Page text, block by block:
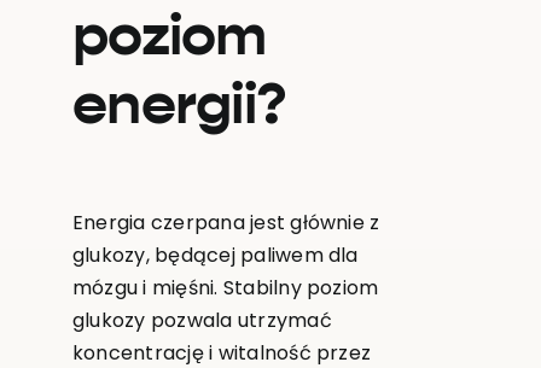
poziom
energii?
Energia czerpana jest głównie z
glukozy, będącej paliwem dla
mózgu i mięśni. Stabilny poziom
glukozy pozwala utrzymać
koncentrację i witalność przez